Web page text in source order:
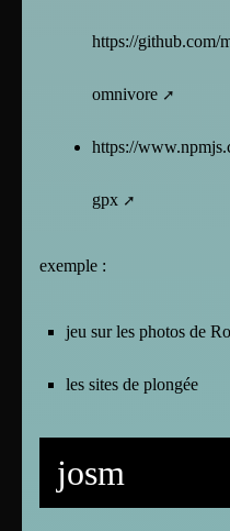
https://github.com/
omnivore
https://
gpx
exemple :
jeu sur les photos de
les sites de plongée
josm